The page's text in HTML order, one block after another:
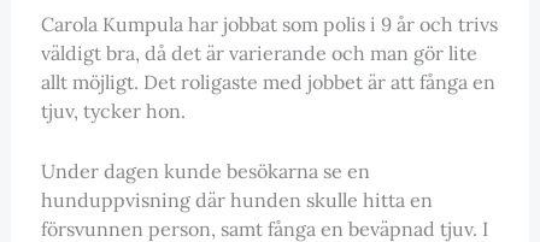
Carola Kumpula har jobbat som polis i 9 år och trivs
väldigt bra, då det är varierande och man gör lite
allt möjligt. Det roligaste med jobbet är att fånga en
tjuv, tycker hon.
Under dagen kunde besökarna se en
hunduppvisning där hunden skulle hitta en
försvunnen person, samt fånga en beväpnad tjuv. I